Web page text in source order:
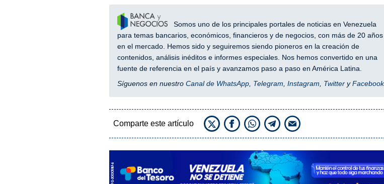
Somos uno de los principales portales de noticias en Venezuela
para temas bancarios, económicos, financieros y de negocios, con más de 20 años
en el mercado. Hemos sido y seguiremos siendo pioneros en la creación de
contenidos, análisis inéditos e informes especiales. Nos hemos convertido en una
fuente de referencia en el país y avanzamos paso a paso en América Latina.
Síguenos en nuestro Canal de WhatsApp, Telegram, Instagram, TwitteryFacebook
Comparte este artículo